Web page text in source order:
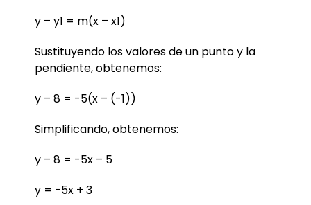
y – y1 = m(x – x1)
Sustituyendo los valores de un punto y la
pendiente, obtenemos:
y – 8 = -5(x – (-1))
Simplificando, obtenemos:
y – 8 = -5x – 5
y = -5x + 3